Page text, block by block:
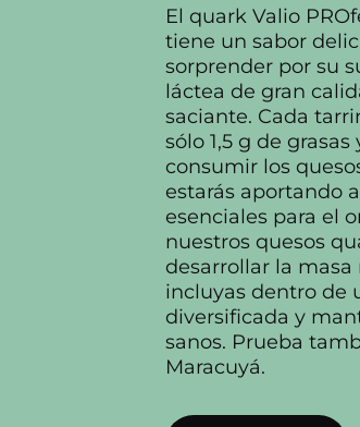
El quark Valio
tiene un sabor
sorprender por su
láctea de gran
saciante. Cada
sólo 1,5 g de
consumir los
estarás aportando
esenciales para el
nuestros quesos
desarrollar la
incluyas dentro de
diversificada y
sanos. Prueba
Maracuyá.